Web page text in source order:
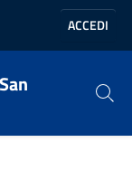
ACCEDI